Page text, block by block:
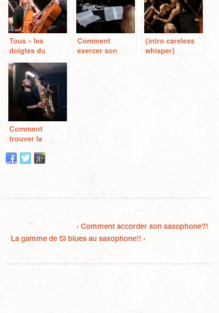
Tous « les
doigtes du
saxophone » + la
gamme
chromatique
pour debutant!!
Comment
exercer son
{intro careless
whisper}
Comment faire
sonores au
Comment
trouver la
morceau au
‹ Comment accorder son saxophone?!
La gamme de SI blues au saxophone!! ›